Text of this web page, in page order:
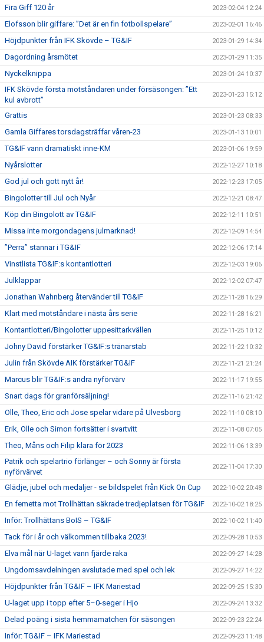
Fira Giff 120 år 2023-02-04 12:24
Elofsson blir giffare: ”Det är en fin fotbollspelare” 2023-02-01 16:46
Höjdpunkter från IFK Skövde – TG&IF 2023-01-29 14:34
Dagordning årsmötet 2023-01-29 11:35
Nyckelknippa 2023-01-24 10:37
IFK Skövde första motståndaren under försäsongen: ”Ett
kul avbrott”
2023-01-23 15:12
Grattis 2023-01-23 08:33
Gamla Giffares torsdagsträffar våren-23 2023-01-13 10:01
TG&IF vann dramatiskt inne-KM 2023-01-06 19:59
Nyårslotter 2022-12-27 10:18
God jul och gott nytt år! 2022-12-23 17:05
Bingolotter till Jul och Nyår 2022-12-21 08:47
Köp din Bingolott av TG&IF 2022-12-11 10:51
Missa inte morgondagens julmarknad! 2022-12-09 14:54
”Perra” stannar i TG&IF 2022-12-06 17:14
Vinstlista TG&IF:s kontantlotteri 2022-12-03 19:06
Julklappar 2022-12-02 07:47
Jonathan Wahnberg återvänder till TG&IF 2022-11-28 16:29
Klart med motståndare i nästa års serie 2022-11-28 16:21
Kontantlotteri/Bingolotter uppesittarkvällen 2022-11-25 10:12
Johny David förstärker TG&IF:s tränarstab 2022-11-22 10:32
Julin från Skövde AIK förstärker TG&IF 2022-11-21 21:24
Marcus blir TG&IF:s andra nyförvärv 2022-11-17 19:55
Snart dags för granförsäljning! 2022-11-16 21:42
Olle, Theo, Eric och Jose spelar vidare på Ulvesborg 2022-11-10 08:10
Erik, Olle och Simon fortsätter i svartvitt 2022-11-08 07:05
Theo, Måns och Filip klara för 2023 2022-11-06 13:39
Patrik och spelartrio förlänger – och Sonny är första
nyförvärvet
2022-11-04 17:30
Glädje, jubel och medaljer - se bildspelet från Kick On Cup 2022-10-02 20:48
En femetta mot Trollhättan säkrade tredjeplatsen för TG&IF 2022-10-02 18:25
Inför: Trollhättans BoIS – TG&IF 2022-10-02 11:40
Tack för i år och välkommen tillbaka 2023! 2022-09-28 10:53
Elva mål när U-laget vann fjärde raka 2022-09-27 14:28
Ungdomsavdelningen avslutade med spel och lek 2022-09-27 14:22
Höjdpunkter från TG&IF – IFK Mariestad 2022-09-25 15:30
U-laget upp i topp efter 5–0-seger i Hjo 2022-09-24 13:32
Delad poäng i sista hemmamatchen för säsongen 2022-09-23 22:24
Inför: TG&IF – IFK Mariestad 2022-09-23 11:48